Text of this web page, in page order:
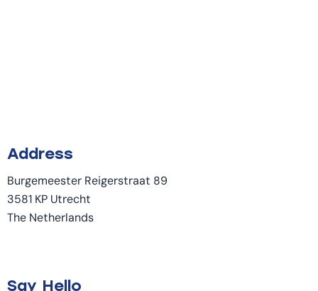
Address
Burgemeester Reigerstraat 89
3581 KP Utrecht
The Netherlands
Say Hello